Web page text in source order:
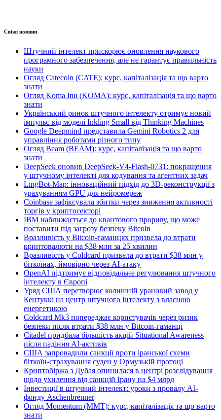
Свіжі новини
Штучний інтелект прискорює оновлення наукового
програмного забезпечення, але не гарантує правильність
науки
Огляд Catecoin (CATE): курс, капіталізація та що варто
знати
Огляд Koma Inu (KOMA): курс, капіталізація та що варто
знати
Український ринок штучного інтелекту отримує новий
імпульс від моделі Inkling Small від Thinking Machines
Google Deepmind представила Gemini Robotics 2 для
управління роботами різного типу
Огляд Beam (BEAM): курс, капіталізація та що варто
знати
DeepSeek оновив DeepSeek-V4-Flash-0731: покращення
у штучному інтелекті для кодування та агентних задач
LingBot-Map: інноваційний підхід до 3D-реконструкції з
урахуванням GPU для нейромереж
Coinbase зафіксувала збитки через зниження активності
торгів у криптосекторі
IBM наближається до квантового прориву, що може
поставити під загрозу безпеку Bitcoin
Вразливість у Bitcoin-гаманцях призвела до втрати
криптовалюти на $38 млн за 25 хвилин
Вразливість у Coldcard призвела до втрати $38 млн у
біткоїнах, ймовірно через AI-атаку
OpenAI підтримує відповідальне регулювання штучного
інтелекту в Європі
Уряд США перетворює колишній урановий завод у
Кентуккі на центр штучного інтелекту з власною
енергетикою
Coldcard Mk3 попереджає користувачів через ризик
безпеки після втрати $38 млн у Bitcoin-гаманці
Citadel придбала більшість акцій Situational Awareness
після падіння AI-активів
США запровадили санкції проти іранської схеми
біткоїн-страхування суден у Ормузькій протоці
Криптобіржа з Дубая опинилася в центрі розслідування
щодо ухилення від санкцій Ірану на $4 млрд
Інвестиції в штучний інтелект: уроки з провалу AI-
фонду Aschenbrenner
Огляд Momentum (MMT): курс, капіталізація та що варто
знати